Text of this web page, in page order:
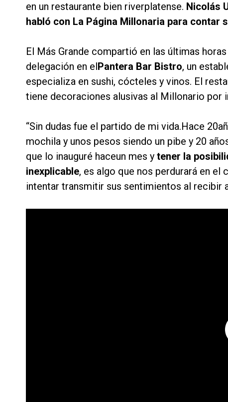
en un restaurante bien riverplatense. Nicolás
habló con La Página Millonaria para contar
El Más Grande compartió en las últimas
delegación en elPantera Bar Bistro, un
especializa en sushi, cócteles y vinos. El
tiene decoraciones alusivas al Millonario por
“Sin dudas fue el partido de mi vida.Hace
mochila y unos pesos siendo un pibe y 20
que lo inauguré haceun mes y tener la
inexplicable, es algo que nos perdurará en
intentar transmitir sus sentimientos al recibir